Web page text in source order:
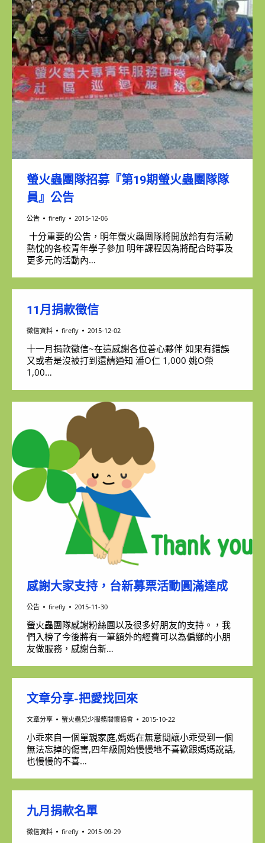
螢火蟲團隊招募『第19期螢火蟲團隊隊
員』公告
公告 firefly 2015-12-06
十分重要的公告，明年螢火蟲團隊將開放給有有活動
熱忱的各校青年學子參加 明年課程因為將配合時事及
更多元的活動內…
11月捐款徵信
徵信資料 firefly 2015-12-02
十一月捐款徵信~在這感謝各位善心夥伴 如果有錯誤
又或者是沒被打到還請通知 潘O仁 1,000 姚O榮
1,00…
感謝大家支持，台新募票活動圓滿達成
公告 firefly 2015-11-30
螢火蟲團隊感謝粉絲團以及很多好朋友的支持。，我
們入榜了今後將有一筆額外的經費可以為偏鄉的小朋
友做服務，感謝台新…
文章分享-把愛找回來
文章分享 螢火蟲兒少服務關懷協會 2015-10-22
小乖來自一個單親家庭,媽媽在無意間讓小乖受到一個
無法忘掉的傷害,四年級開始慢慢地不喜歡跟媽媽說話,
也慢慢的不喜…
九月捐款名單
徵信資料 firefly 2015-09-29